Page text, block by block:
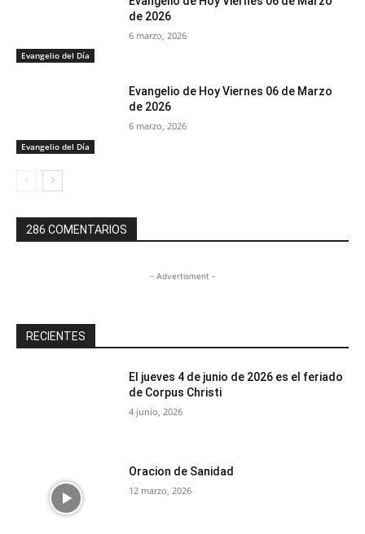
Evangelio del Día
de 2026
6 marzo, 2026
Evangelio del Día
Evangelio de Hoy Viernes 06 de Marzo
de 2026
6 marzo, 2026
286 COMENTARIOS
- Advertisment -
RECIENTES
El jueves 4 de junio de 2026 es el feriado
de Corpus Christi
4 junio, 2026
Oracion de Sanidad
12 marzo, 2026